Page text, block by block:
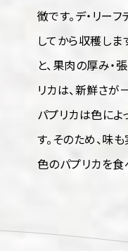
徴です。デ・リー
してから収穫しま
と、果肉の厚み・
リカは、新鮮さが
パプリカは色に
す。そのため、味
色のパプリカを食